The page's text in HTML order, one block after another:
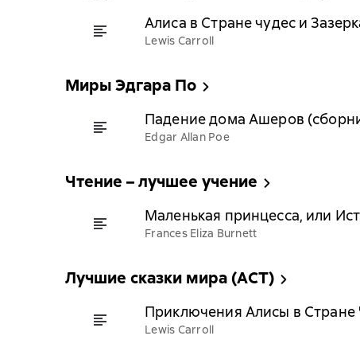
Алиса в Стране чудес и
Lewis Carroll
Миры Эдгара По
Падение дома Ашеров
Edgar Allan Poe
Чтение – лучшее учение
Маленькая принцесса, или
Frances Eliza Burnett
Лучшие сказки мира (АСТ)
Приключения Алисы в Стране
Lewis Carroll